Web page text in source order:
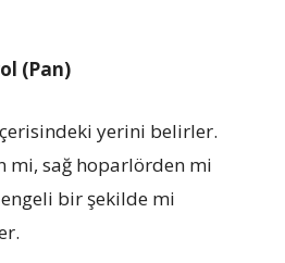
(Pan)
yerini belirler.
mi, sağ hoparlörden mi
bir şekilde mi